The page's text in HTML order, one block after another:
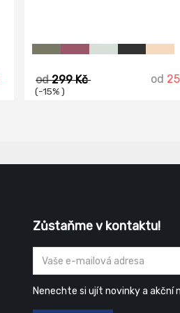
od299 Kč
(-15% )
od
Zůstaňme v kontaktu!
Nenechte si ujít novinky a akční